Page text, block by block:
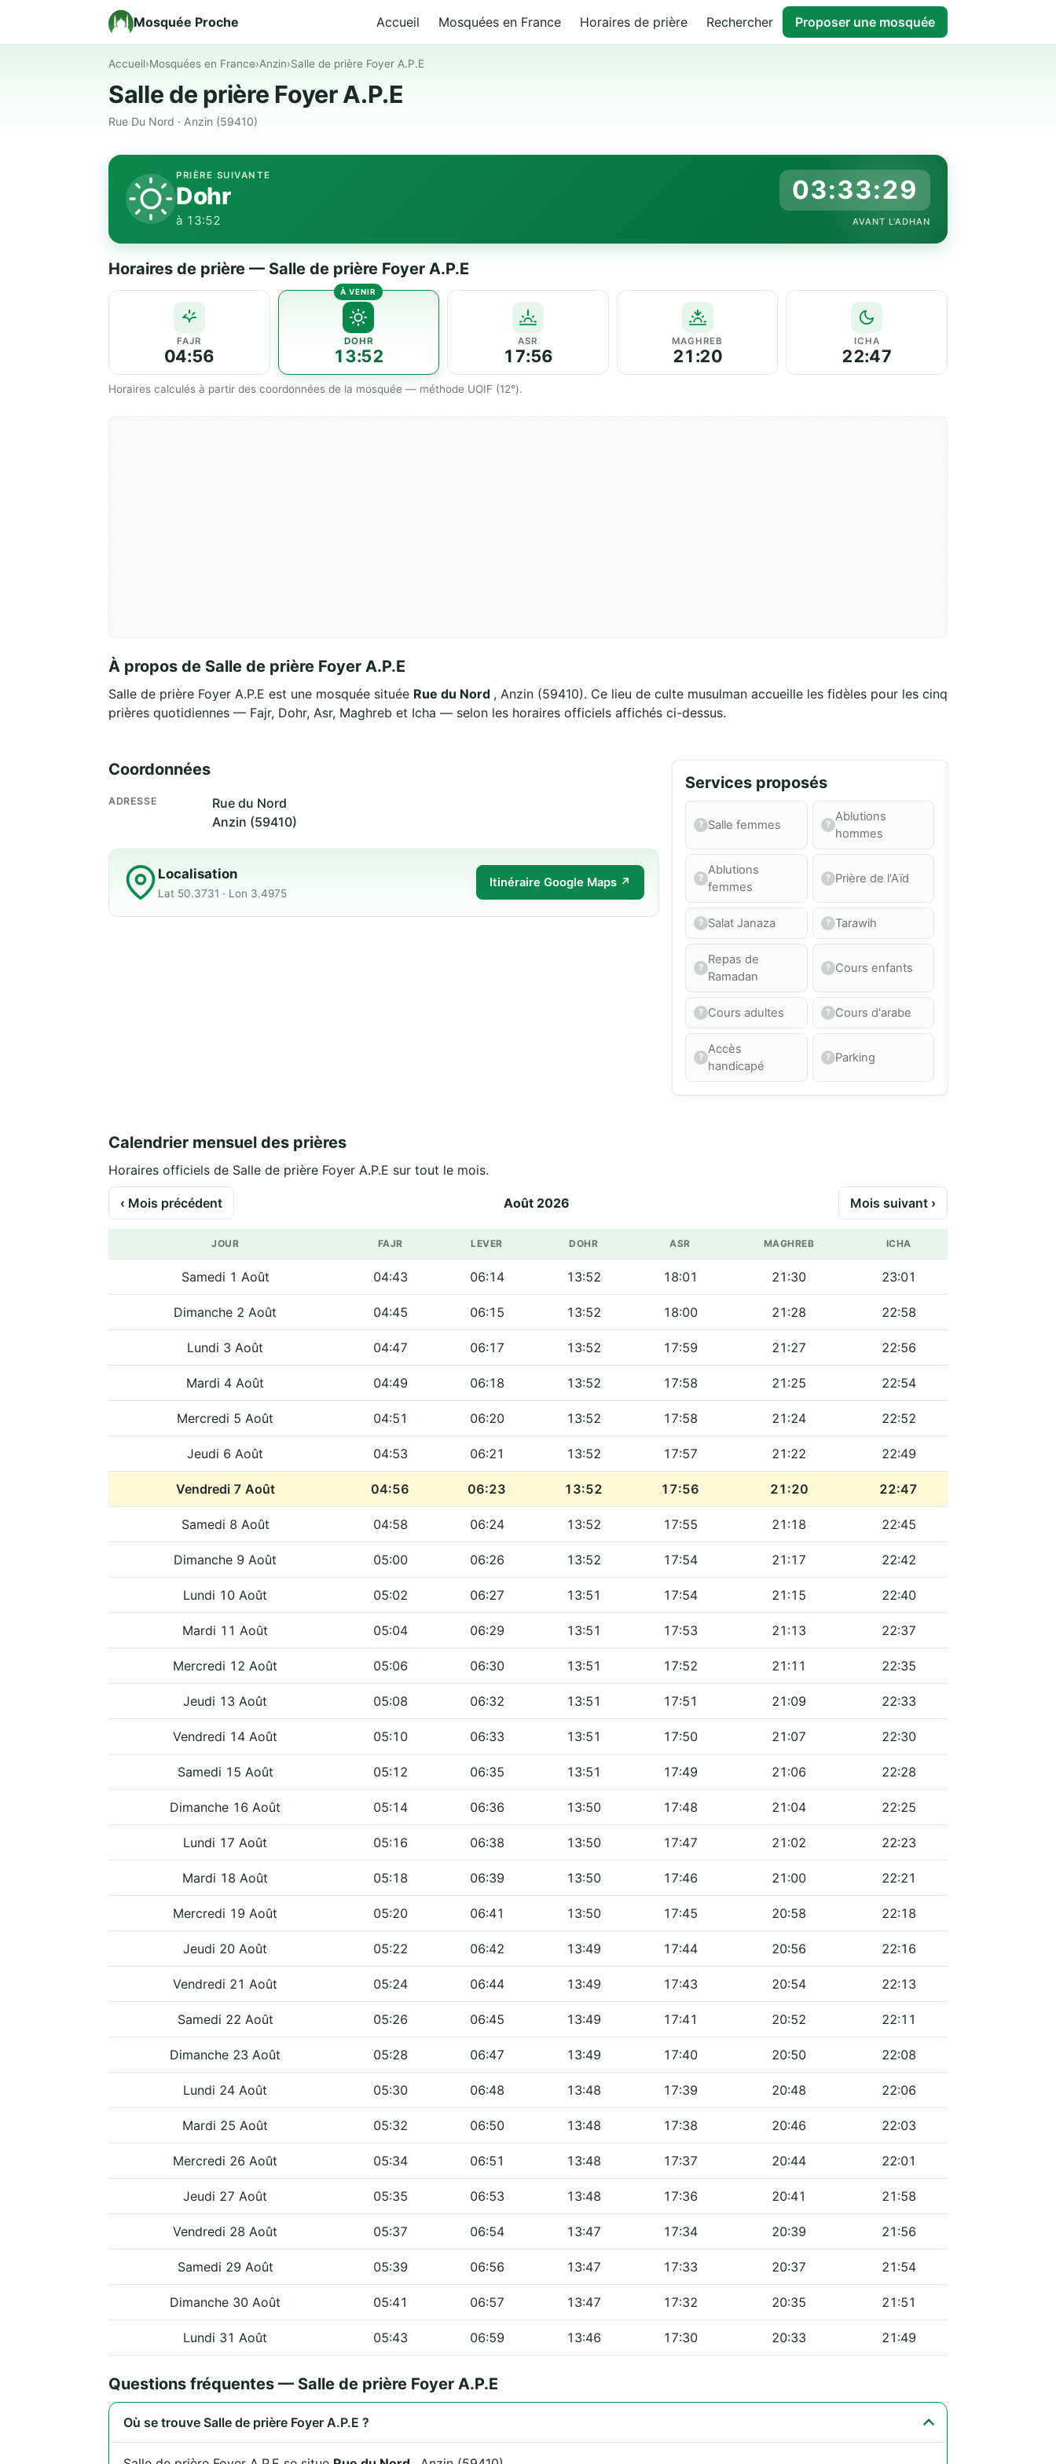
Mosquée Proche Accueil Mosquées en France Horaires de prière Rechercher Proposer une mosquée
Accueil›Mosquées en France›Anzin›Salle de prière Foyer A.P.E
Salle de prière Foyer A.P.E
Rue Du Nord · Anzin (59410)
PRIÈRE SUIVANTE
Dohr
à 13:52
03:33:28
AVANT L'ADHAN
Horaires de prière — Salle de prière Foyer A.P.E
FAJR
04:56
DOHR
13:52
ASR
17:56
MAGHREB
21:20
ICHA
22:47
Horaires calculés à partir des coordonnées de la mosquée — méthode UOIF (12°).
À propos de Salle de prière Foyer A.P.E
Salle de prière Foyer A.P.E est une mosquée située Rue du Nord , Anzin (59410). Ce lieu de culte musulman accueille les fidèles pour les cinq
prières quotidiennes — Fajr, Dohr, Asr, Maghreb et Icha — selon les horaires officiels affichés ci-dessus.
Coordonnées
ADRESSE
Rue du Nord
Anzin (59410)
Localisation
Lat 50.3731 · Lon 3.4975
Itinéraire Google Maps ↗
Services proposés
Salle femmes
Ablutions
hommes
Ablutions
femmes
Prière de l'Aïd
Salat Janaza Tarawih
Repas de
Ramadan
Cours enfants
Cours adultes Cours d'arabe
Accès
handicapé
Parking
Calendrier mensuel des prières
Horaires officiels de Salle de prière Foyer A.P.E sur tout le mois.
‹ Mois précédent Août 2026 Mois suivant ›
JOUR FAJR LEVER DOHR ASR MAGHREB ICHA
Samedi 1 Août 04:43 06:14 13:52 18:01 21:30 23:01
Dimanche 2 Août 04:45 06:15 13:52 18:00 21:28 22:58
Lundi 3 Août 04:47 06:17 13:52 17:59 21:27 22:56
Mardi 4 Août 04:49 06:18 13:52 17:58 21:25 22:54
Mercredi 5 Août 04:51 06:20 13:52 17:58 21:24 22:52
Jeudi 6 Août 04:53 06:21 13:52 17:57 21:22 22:49
Vendredi 7 Août 04:56 06:23 13:52 17:56 21:20 22:47
Samedi 8 Août 04:58 06:24 13:52 17:55 21:18 22:45
Dimanche 9 Août 05:00 06:26 13:52 17:54 21:17 22:42
Lundi 10 Août 05:02 06:27 13:51 17:54 21:15 22:40
Mardi 11 Août 05:04 06:29 13:51 17:53 21:13 22:37
Mercredi 12 Août 05:06 06:30 13:51 17:52 21:11 22:35
Jeudi 13 Août 05:08 06:32 13:51 17:51 21:09 22:33
Vendredi 14 Août 05:10 06:33 13:51 17:50 21:07 22:30
Samedi 15 Août 05:12 06:35 13:51 17:49 21:06 22:28
Dimanche 16 Août 05:14 06:36 13:50 17:48 21:04 22:25
Lundi 17 Août 05:16 06:38 13:50 17:47 21:02 22:23
Mardi 18 Août 05:18 06:39 13:50 17:46 21:00 22:21
Mercredi 19 Août 05:20 06:41 13:50 17:45 20:58 22:18
Jeudi 20 Août 05:22 06:42 13:49 17:44 20:56 22:16
Vendredi 21 Août 05:24 06:44 13:49 17:43 20:54 22:13
Samedi 22 Août 05:26 06:45 13:49 17:41 20:52 22:11
Dimanche 23 Août 05:28 06:47 13:49 17:40 20:50 22:08
Lundi 24 Août 05:30 06:48 13:48 17:39 20:48 22:06
Mardi 25 Août 05:32 06:50 13:48 17:38 20:46 22:03
Mercredi 26 Août 05:34 06:51 13:48 17:37 20:44 22:01
Jeudi 27 Août 05:35 06:53 13:48 17:36 20:41 21:58
Vendredi 28 Août 05:37 06:54 13:47 17:34 20:39 21:56
Samedi 29 Août 05:39 06:56 13:47 17:33 20:37 21:54
Dimanche 30 Août 05:41 06:57 13:47 17:32 20:35 21:51
Lundi 31 Août 05:43 06:59 13:46 17:30 20:33 21:49
Questions fréquentes — Salle de prière Foyer A.P.E
Où se trouve Salle de prière Foyer A.P.E ?